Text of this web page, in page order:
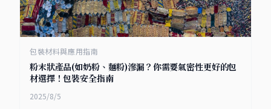
包裝材料與應用指南
粉末狀產品(如奶粉、麵粉)滲漏？你需要氣密性更好的包
材選擇！包裝安全指南
2025/8/5